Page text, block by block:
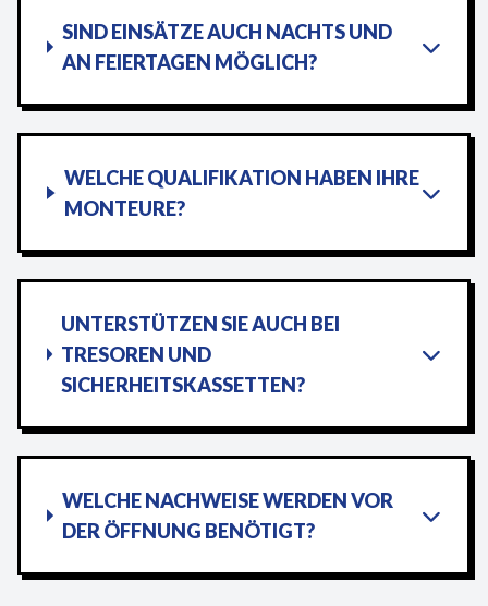
SIND EINSÄTZE AUCH NACHTS UND
AN FEIERTAGEN MÖGLICH?
WELCHE QUALIFIKATION HABEN IHRE
MONTEURE?
UNTERSTÜTZEN SIE AUCH BEI
TRESOREN UND
SICHERHEITSKASSETTEN?
WELCHE NACHWEISE WERDEN VOR
DER ÖFFNUNG BENÖTIGT?